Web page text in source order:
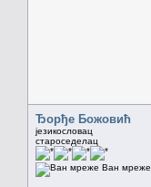
Ђорђе Божовић
језикословац
староседелац
Ван мреже